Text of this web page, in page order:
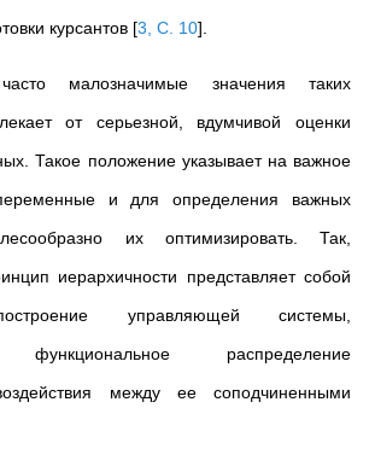
курсантов [3, С. 10]
малозначимые значения таких
от серьезной, вдумчивой оценки
Такое положение указывает на важное
и для определения важных
их оптимизировать. Так,
иерархичности представляет собой
управляющей системы,
функциональное распределение
между ее соподчиненными